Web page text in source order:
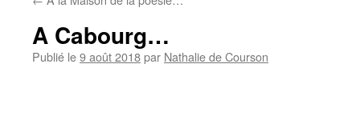
A Cabourg…
Publié le9 août 2018par Nathalie de Courson